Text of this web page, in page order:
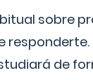
sobre
de